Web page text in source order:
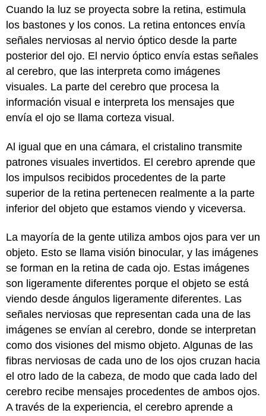
Cuando la luz se proyecta sobre la retina, estimula
los bastones y los conos. La retina entonces envía
señales nerviosas al nervio óptico desde la parte
posterior del ojo. El nervio óptico envía estas señales
al cerebro, que las interpreta como imágenes
visuales. La parte del cerebro que procesa la
información visual e interpreta los mensajes que
envía el ojo se llama corteza visual.
Al igual que en una cámara, el cristalino transmite
patrones visuales invertidos. El cerebro aprende que
los impulsos recibidos procedentes de la parte
superior de la retina pertenecen realmente a la parte
inferior del objeto que estamos viendo y viceversa.
La mayoría de la gente utiliza ambos ojos para ver un
objeto. Esto se llama visión binocular, y las imágenes
se forman en la retina de cada ojo. Estas imágenes
son ligeramente diferentes porque el objeto se está
viendo desde ángulos ligeramente diferentes. Las
señales nerviosas que representan cada una de las
imágenes se envían al cerebro, donde se interpretan
como dos visiones del mismo objeto. Algunas de las
fibras nerviosas de cada uno de los ojos cruzan hacia
el otro lado de la cabeza, de modo que cada lado del
cerebro recibe mensajes procedentes de ambos ojos.
A través de la experiencia, el cerebro aprende a